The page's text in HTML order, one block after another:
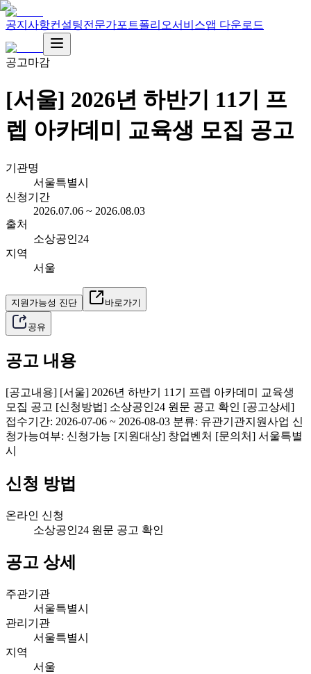
공지사항컨설팅전문가포트폴리오서비스앱 다운로드
공고마감
[서울] 2026년 하반기 11기 프
렙 아카데미 교육생 모집 공고
기관명
서울특별시
신청기간
2026.07.06 ~ 2026.08.03
출처
소상공인24
지역
서울
지원가능성 진단 바로가기
공유
공고 내용
[공고내용] [서울] 2026년 하반기 11기 프렙 아카데미 교육생
모집 공고 [신청방법] 소상공인24 원문 공고 확인 [공고상세]
접수기간: 2026-07-06 ~ 2026-08-03 분류: 유관기관지원사업 신
청가능여부: 신청가능 [지원대상] 창업벤처 [문의처] 서울특별
시
신청 방법
온라인 신청
소상공인24 원문 공고 확인
공고 상세
주관기관
서울특별시
관리기관
서울특별시
지역
서울